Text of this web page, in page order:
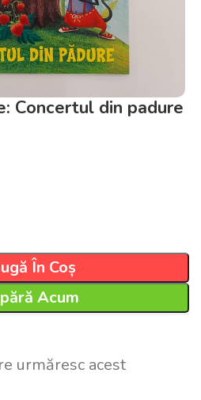
Concertul din padure
În Coș
Acum
urmăresc acest